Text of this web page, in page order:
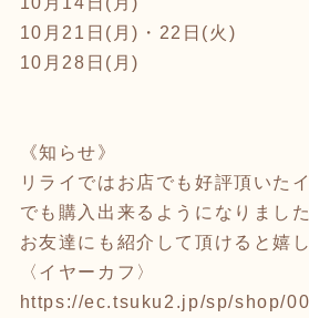
10月21日(月)・22日(火)
10月28日(月)
《知らせ》
リライではお店でも好評頂いた
でも購入出来るようになりました
お友達にも紹介して頂けると嬉
〈イヤーカフ〉
https://ec.tsuku2.jp/sp/shop/